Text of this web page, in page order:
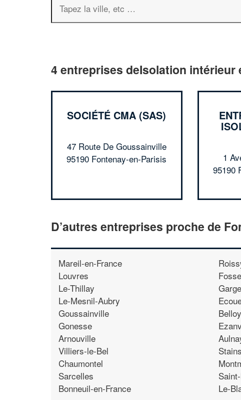
4 entreprises deIsolation intérieur
SOCIÉTÉ CMA (SAS)
47 Route De Goussainville
95190 Fontenay-en-Parisis
1
95190
D’autres entreprises proche de
Mareil-en-France
Louvres
Le-Thillay
Le-Mesnil-Aubry
Goussainville
Gonesse
Arnouville
Villiers-le-Bel
Chaumontel
Sarcelles
Bonneuil-en-France
Stains
Le-